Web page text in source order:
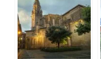
Cameros de La
Rioja